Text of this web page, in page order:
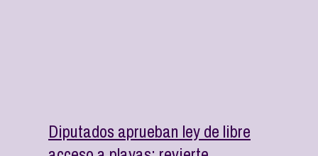
Diputados aprueban ley de libre